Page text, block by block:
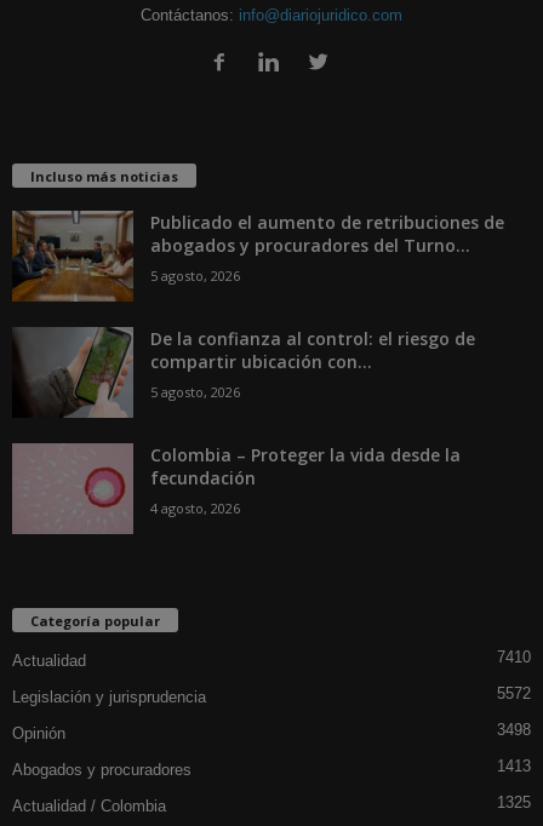
Contáctanos: info@diariojuridico.com
Incluso más noticias
Publicado el aumento de retribuciones de
abogados y procuradores del Turno...
5 agosto, 2026
De la confianza al control: el riesgo de
compartir ubicación con...
5 agosto, 2026
Colombia – Proteger la vida desde la
fecundación
4 agosto, 2026
Categoría popular
Actualidad 7410
Legislación y jurisprudencia 5572
Opinión 3498
Abogados y procuradores 1413
Actualidad / Colombia 1325